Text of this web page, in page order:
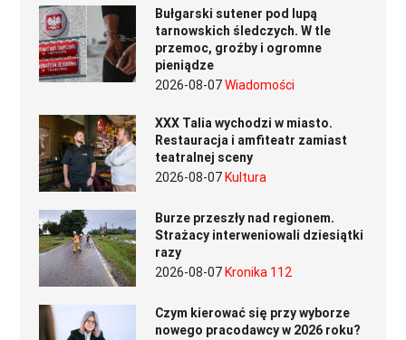
Bułgarski sutener pod lupą
tarnowskich śledczych. W tle
przemoc, groźby i ogromne
pieniądze
2026-08-07Wiadomości
XXX Talia wychodzi w miasto.
Restauracja i amfiteatr zamiast
teatralnej sceny
2026-08-07 Kultura
Burze przeszły nad regionem.
Strażacy interweniowali dziesiątki
razy
2026-08-07 Kronika 112
Czym kierować się przy wyborze
nowego pracodawcy w 2026 roku?